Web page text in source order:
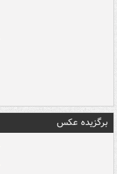
برگزیده عکس